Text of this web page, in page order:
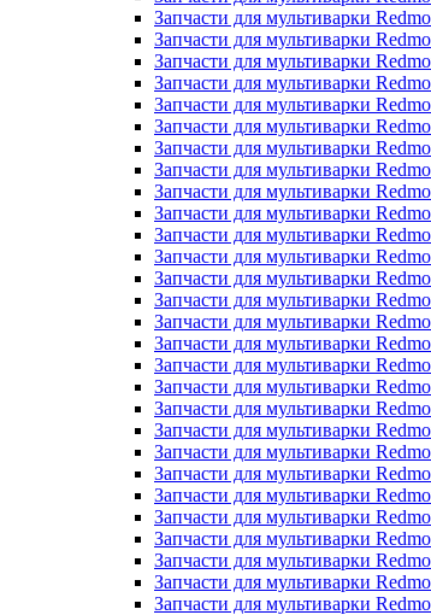
Запчасти для мультиварки
Запчасти для мультиварки
Запчасти для мультиварки
Запчасти для мультиварки
Запчасти для мультиварки
Запчасти для мультиварки
Запчасти для мультиварки
Запчасти для мультиварки
Запчасти для мультиварки
Запчасти для мультиварки
Запчасти для мультиварки
Запчасти для мультиварки
Запчасти для мультиварки
Запчасти для мультиварки
Запчасти для мультиварки
Запчасти для мультиварки
Запчасти для мультиварки
Запчасти для мультиварки
Запчасти для мультиварки
Запчасти для мультиварки
Запчасти для мультиварки
Запчасти для мультиварки
Запчасти для мультиварки
Запчасти для мультиварки
Запчасти для мультиварки
Запчасти для мультиварки
Запчасти для мультиварки
Запчасти для мультиварки